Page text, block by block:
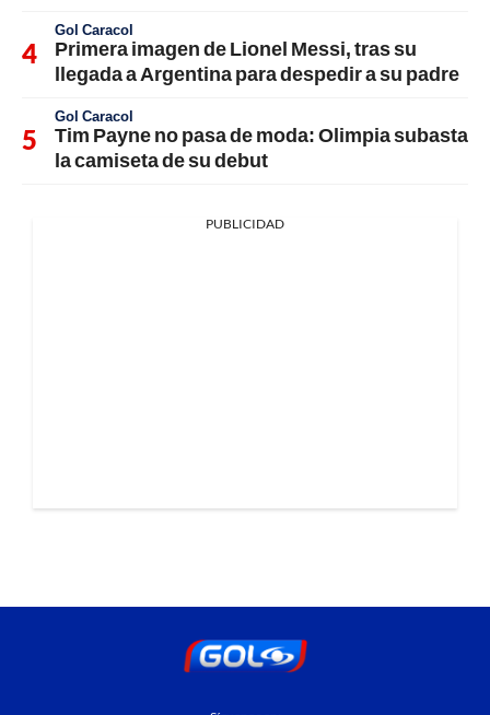
Gol Caracol
Primera imagen de Lionel Messi, tras su
llegada a Argentina para despedir a su padre
Gol Caracol
Tim Payne no pasa de moda: Olimpia subasta
la camiseta de su debut
PUBLICIDAD